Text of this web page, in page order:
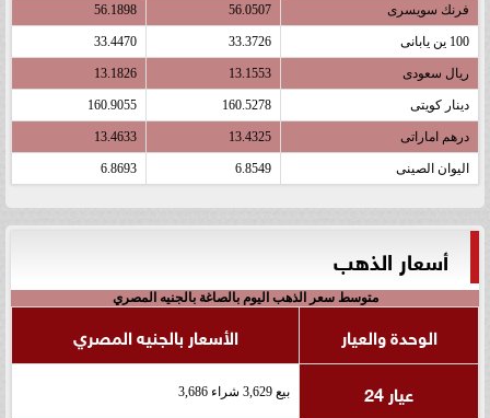
فرنك سويسرى 56.0507
56.1898
100 ين يابانى 33.3726
33.4470
ريال سعودى 13.1553
13.1826
دينار كويتى 160.5278
160.9055
درهم اماراتى 13.4325
13.4633
اليوان الصينى 6.8549
6.8693
أسعار الذهب
متوسط سعر الذهب اليوم بالصاغة بالجنيه المصري
الوحدة والعيار
الأسعار بالجنيه المصري
عيار 24
بيع 3,629 شراء 3,686